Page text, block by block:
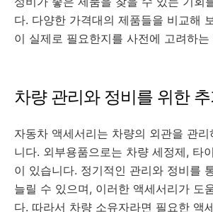
다. 다양한 가격대의 제품들을 비교해
이 실제로 필요한지를 사전에 고려하
차량 관리와 정비를 위한
자동차 액세서리는 차량의 외관을 관
니다. 외부용품으로는 차량 세정제, 타
이 있습니다. 정기적인 관리와 정비를
늘릴 수 있으며, 이러한 액세서리가 도
다. 따라서 차량 소유자라면 필요한 액